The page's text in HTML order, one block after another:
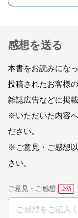
感想を送る
本書をお読みにな
投稿されたお客様
雑誌広告などに掲
※いただいた内容
ださい。
※ご意見・ご感想以
さい。
ご意見・ご感想